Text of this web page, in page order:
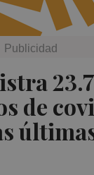
de